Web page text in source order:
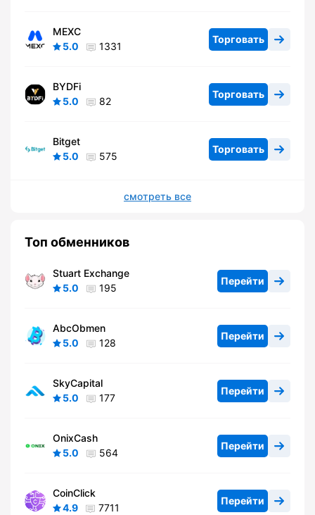
MEXC
5.0
1331
Торговать
BYDFi
5.0
82
Торговать
Bitget
5.0
575
Торговать
смотреть все
Топ обменников
Stuart Exchange
5.0
195
Перейти
AbcObmen
5.0
128
Перейти
SkyCapital
5.0
177
Перейти
OnixCash
5.0
564
Перейти
CoinClick
4.9
7711
Перейти